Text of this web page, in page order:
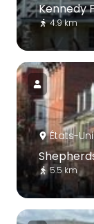
Kennedy
4.9 km
États-
5.5 km